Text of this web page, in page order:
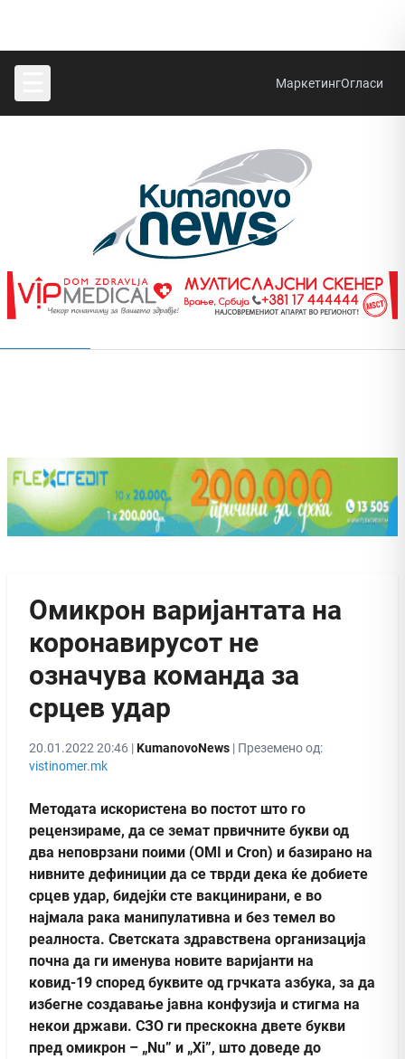
МаркетингОгласи
Омикрон варијантата на
коронавирусот не
означува команда за
срцев удар
20.01.2022 20:46 |KumanovoNews | Преземено од:
vistinomer.mk
Методата искористена во постот што го
рецензираме, да се земат првичните букви од
два неповрзани поими (OMI и Cron) и базирано на
нивните дефиниции да се тврди дека ќе добиете
срцев удар, бидејќи сте вакцинирани, е во
најмала рака манипулативна и без темел во
реалноста. Светската здравствена организација
почна да ги именува новите варијанти на
ковид-19 според буквите од грчката азбука, за да
избегне создавање јавна конфузија и стигма на
некои држави. СЗО ги прескокна двете букви
пред омикрон – „Nu” и „Xi”, што доведе до